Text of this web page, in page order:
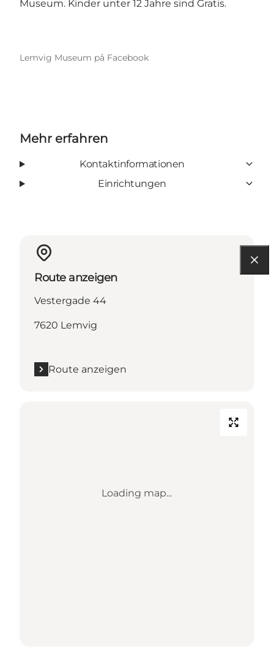
Museum. Kinder unter 12 Jahre sind Gratis.
Lemvig Museum på Facebook
Mehr erfahren
Kontaktinformationen
Einrichtungen
Route anzeigen
Vestergade 44
7620 Lemvig
Route anzeigen
Loading map...